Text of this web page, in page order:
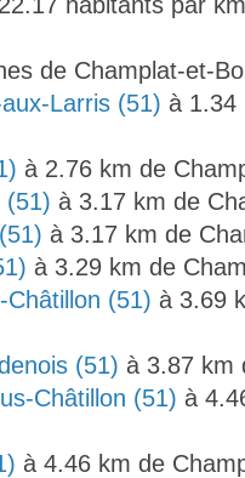
de Champlat-et-
Larris (51) à 1.34
à 2.76 km de
(51) à 3.17 km de
à 3.17 km de
à 3.29 km de
Châtillon (51) à 3.69
(51) à 3.87 km
Châtillon (51) à
à 4.46 km de